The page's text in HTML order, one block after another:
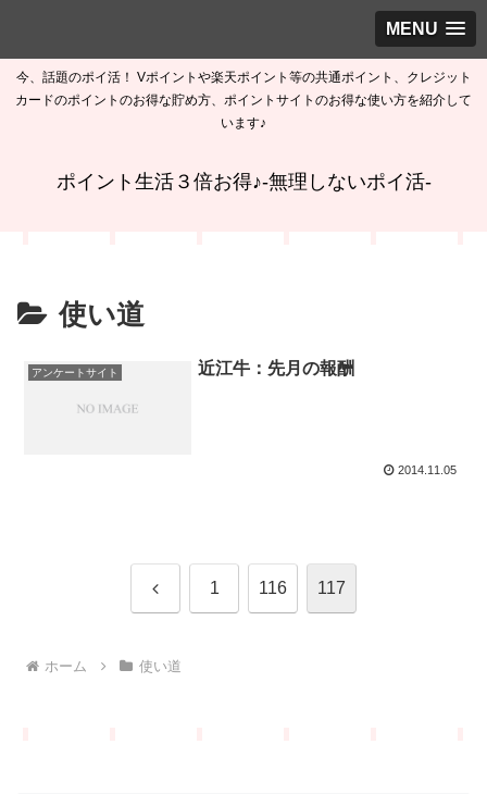
MENU
今、話題のポイ活！ Vポイントや楽天ポイント等の共通ポイント、クレジット
カードのポイントのお得な貯め方、ポイントサイトのお得な使い方を紹介して
います♪
ポイント生活３倍お得♪-無理しないポイ活-
使い道
アンケートサイト 近江牛：先月の報酬
2014.11.05
前 1 116 117
ホーム 使い道